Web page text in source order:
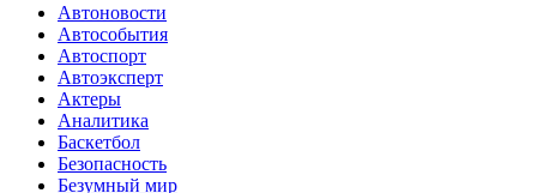
Автоновости
Автособытия
Автоспорт
Автоэксперт
Актеры
Аналитика
Баскетбол
Безопасность
Безумный мир